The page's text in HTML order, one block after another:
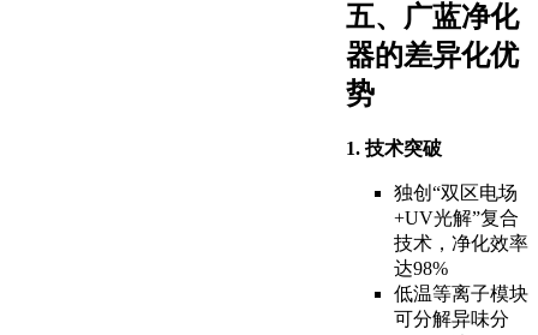
五、广蓝净化
器的差异化优
势
1. 技术突破
独创“双区电场
+UV光解”复合
技术，净化效率
达98%
低温等离子模块
可分解异味分